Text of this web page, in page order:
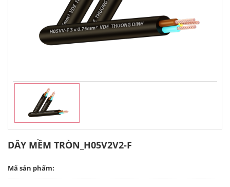
DÂY MỀM TRÒN_H05V2V2-F
Mã sản phẩm: